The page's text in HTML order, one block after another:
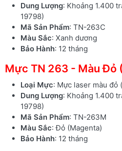
Dung Lượng: Khoảng 1.400
19798)
Mã Sản Phẩm: TN-263C
Màu Sắc: Xanh dương
Bảo Hành: 12 tháng
Mực TN 263 - Màu Đỏ
Loại Mực: Mực laser màu đỏ
Dung Lượng: Khoảng 1.400
19798)
Mã Sản Phẩm: TN-263M
Màu Sắc: Đỏ (Magenta)
Bảo Hành: 12 tháng